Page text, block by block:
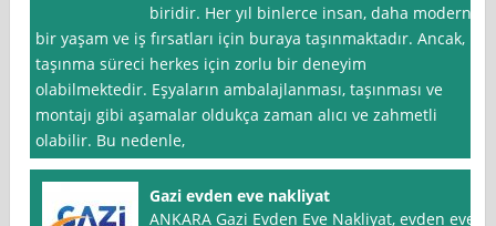
biridir. Her yıl binlerce insan, daha modern
bir yaşam ve iş fırsatları için buraya taşınmaktadır. Ancak,
taşınma süreci herkes için zorlu bir deneyim
olabilmektedir. Eşyaların ambalajlanması, taşınması ve
montajı gibi aşamalar oldukça zaman alıcı ve zahmetli
olabilir. Bu nedenle,
Gazi evden eve nakliyat
ANKARA Gazi Evden Eve Nakliyat, evden eve